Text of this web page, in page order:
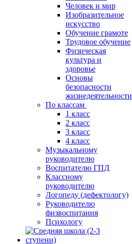
Человек и мир
Изобразительное
искусство
Обучение грамоте
Трудовое обучение
Физическая
культура и
здоровье
Основы
безопасности
жизнедеятельности
По классам
1 класс
2 класс
3 класс
4 класс
Музыкальному
руководителю
Воспитателю ГПД
Классному
руководителю
Логопеду (дефектологу)
Руководителю
физвоспитания
Психологу